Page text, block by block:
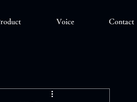
Voice Contact